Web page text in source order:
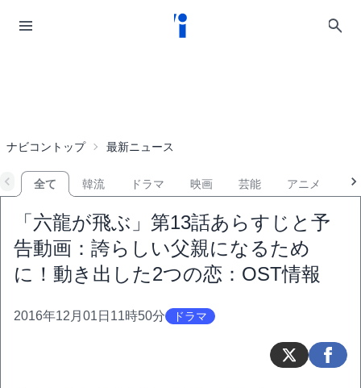
ナビコントップ 最新ニュース
全て 韓流 ドラマ 映画 芸能 アニメ
「六龍が飛ぶ」第13話あらすじと予
告動画：誇らしい父親になるため
に！動き出した2つの恋：OST情報
2016年12月01日11時50分 ドラマ